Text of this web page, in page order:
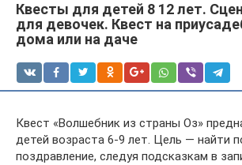
Квесты для детей 8 12 лет.
для девочек. Квест на
дома или на даче
Квест «Волшебник из страны Оз»
детей возраста 6-9 лет. Цель — найти
поздравление, следуя подсказкам в